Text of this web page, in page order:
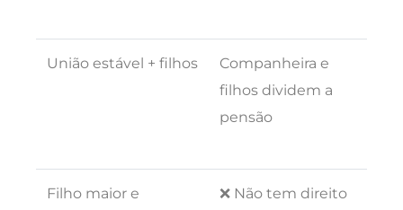
União estável + filhos
Companheira e
filhos dividem a
pensão
Filho maior e
❌ Não tem direito